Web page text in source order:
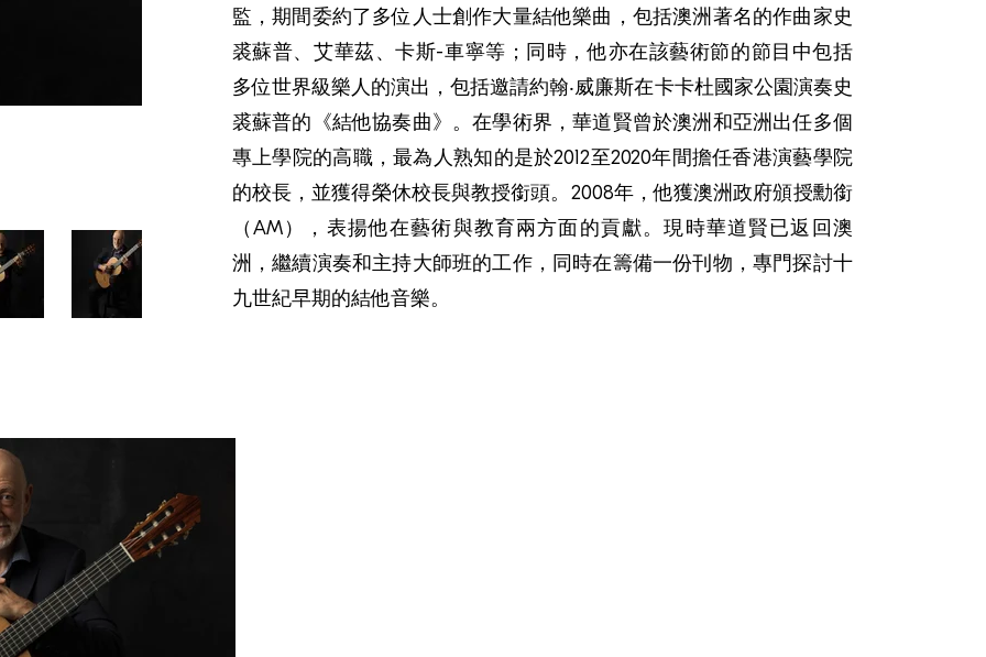
監，期間委約了多位人士創作大量結他樂曲，包括澳洲著名的作曲家史
裘蘇普、艾華茲、卡斯-車寧等；同時，他亦在該藝術節的節目中包括
多位世界級樂人的演出，包括邀請約翰‧威廉斯在卡卡杜國家公園演奏史
裘蘇普的《結他協奏曲》。在學術界，華道賢曾於澳洲和亞洲出任多個
專上學院的高職，最為人熟知的是於2012至2020年間擔任香港演藝學院
的校長，並獲得榮休校長與教授銜頭。2008年，他獲澳洲政府頒授勳銜
（AM），表揚他在藝術與教育兩方面的貢獻。現時華道賢已返回澳
洲，繼續演奏和主持大師班的工作，同時在籌備一份刊物，專門探討十
九世紀早期的結他音樂。